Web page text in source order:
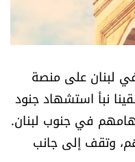
لبنان على منصة
نبأ استشهاد جنود
في جنوب لبنان.
وتقف إلى جانب